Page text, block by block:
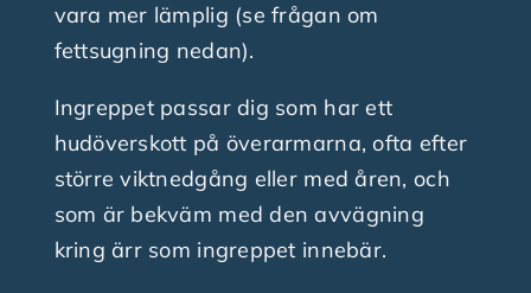
vara mer lämplig (se frågan om
fettsugning nedan).
Ingreppet passar dig som har ett
hudöverskott på överarmarna, ofta efter
större viktnedgång eller med åren, och
som är bekväm med den avvägning
kring ärr som ingreppet innebär.